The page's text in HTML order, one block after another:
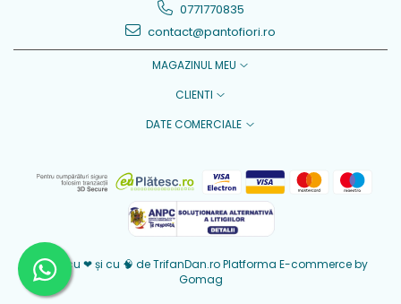
0771770835
contact@pantofiori.ro
MAGAZINUL MEU
CLIENTI
DATE COMERCIALE
Creat cu ❤ și cu 🧠 de TrifanDan.roPlatforma E-commerce by
Gomag